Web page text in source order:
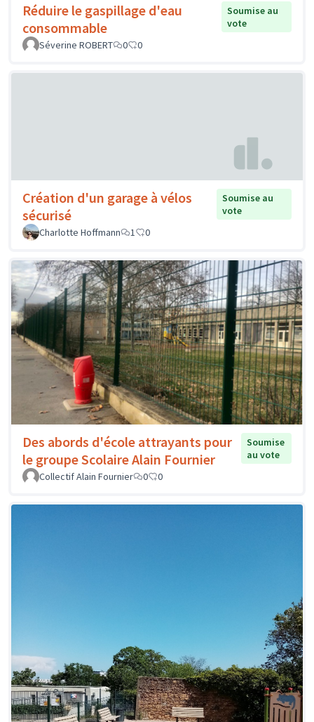
Réduire le gaspillage d'eau
consommable
Soumise au
vote
Séverine ROBERT
0 0
Création d'un garage à vélos
sécurisé
Soumise au
vote
Charlotte Hoffmann
1 0
Des abords d'école attrayants pour
le groupe Scolaire Alain Fournier
Soumise
au vote
Collectif Alain Fournier
0 0